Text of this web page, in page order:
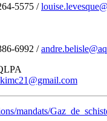
5575 /
6992 /
mandats/